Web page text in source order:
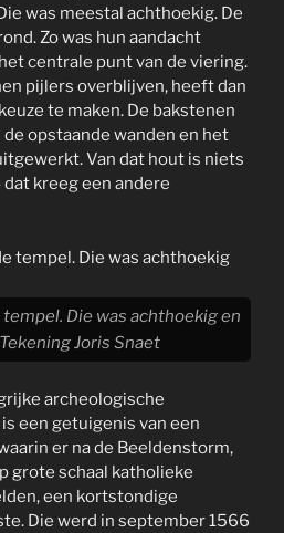
was meestal achthoekig. De
Zo was hun aandacht
centrale punt van de viering.
pijlers overblijven, heeft dan
te maken. De bakstenen
opstaande wanden en het
Van dat hout is niets
kreeg een andere
Die was achthoekig en
Joris Snaet
archeologische
een getuigenis van een
er na de Beeldenstorm,
grote schaal katholieke
een kortstondige
Die werd in september 1566